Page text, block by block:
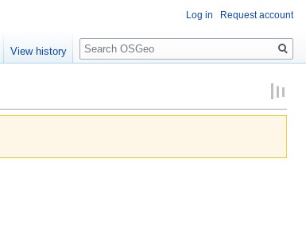
Log in Request account
View history
Search